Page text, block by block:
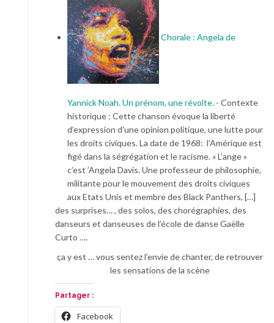
Chorale : Angela de
Yannick Noah. Un prénom, une révolte. - Contexte
historique : Cette chanson évoque la liberté
d’expression d’une opinion politique, une lutte pour
les droits civiques. La date de 1968: l’Amérique est
figé dans la ségrégation et le racisme. « L’ange »
c’est ’Angela Davis. Une professeur de philosophie,
militante pour le mouvement des droits civiques
aux Etats Unis et membre des Black Panthers, […]
des surprises… , des solos, des chorégraphies, des
danseurs et danseuses de l’école de danse Gaëlle
Curto ….
ça y est … vous sentez l’envie de chanter, de retrouver
les sensations de la scène
Partager :
Facebook